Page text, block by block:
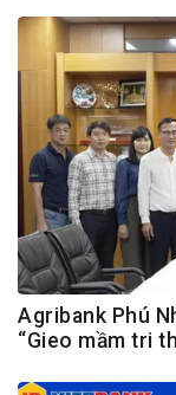
Agribank Phú
“Gieo mầm tri